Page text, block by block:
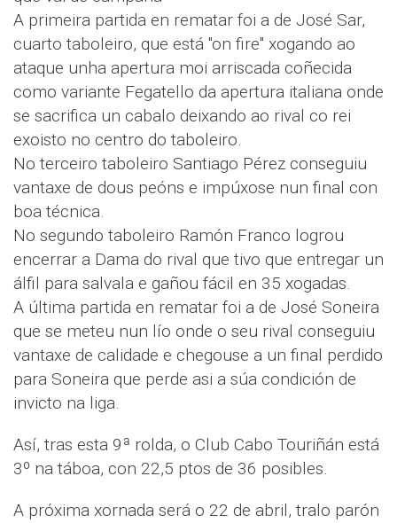
A primeira partida en rematar foi a de José Sar,
cuarto taboleiro, que está "on fire" xogando ao
ataque unha apertura moi arriscada coñecida
como variante Fegatello da apertura italiana onde
se sacrifica un cabalo deixando ao rival co rei
exoisto no centro do taboleiro.
No terceiro taboleiro Santiago Pérez conseguiu
vantaxe de dous peóns e impúxose nun final con
boa técnica.
No segundo taboleiro Ramón Franco logrou
encerrar a Dama do rival que tivo que entregar un
álfil para salvala e gañou fácil en 35 xogadas.
A última partida en rematar foi a de José Soneira
que se meteu nun lío onde o seu rival conseguiu
vantaxe de calidade e chegouse a un final perdido
para Soneira que perde asi a súa condición de
invicto na liga.
Así, tras esta 9ª rolda, o Club Cabo Touriñán está
3º na táboa, con 22,5 ptos de 36 posibles.
A próxima xornada será o 22 de abril, tralo parón